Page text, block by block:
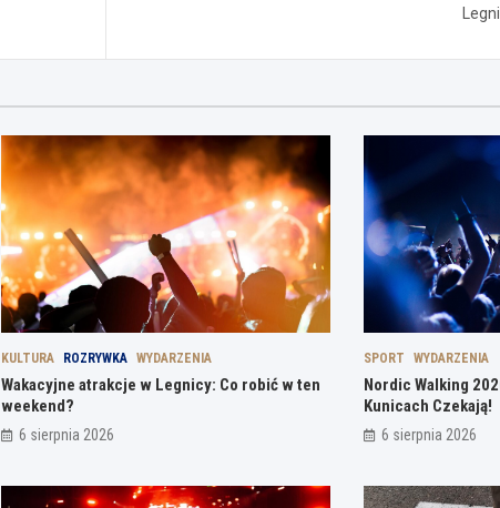
KULTURA ROZRYWKA WYDARZENIA
Wakacyjne atrakcje w Legnicy: Co robić w ten
weekend?
6 sierpnia 2026
SPORT WYDARZENIA
Nordic Walking
Kunicach Czekają!
6 sierpnia 2026